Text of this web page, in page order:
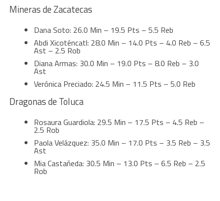
Mineras de Zacatecas
Dana Soto: 26.0 Min – 19.5 Pts – 5.5 Reb
Abdi Xicoténcatl: 28.0 Min – 14.0 Pts – 4.0 Reb – 6.5
Ast – 2.5 Rob
Diana Armas: 30.0 Min – 19.0 Pts – 8.0 Reb – 3.0
Ast
Verónica Preciado: 24.5 Min – 11.5 Pts – 5.0 Reb
Dragonas de Toluca
Rosaura Guardiola: 29.5 Min – 17.5 Pts – 4.5 Reb –
2.5 Rob
Paola Velázquez: 35.0 Min – 17.0 Pts – 3.5 Reb – 3.5
Ast
Mia Castañeda: 30.5 Min – 13.0 Pts – 6.5 Reb – 2.5
Rob